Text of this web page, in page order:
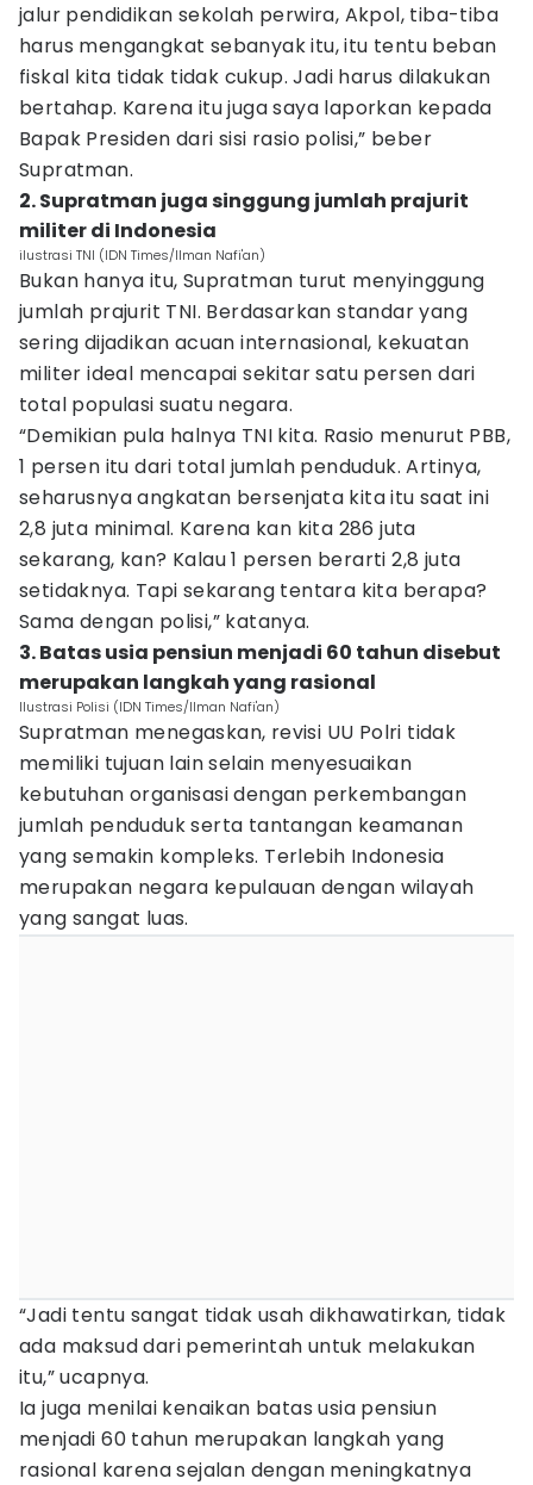
jalur pendidikan sekolah perwira, Akpol, tiba-tiba
harus mengangkat sebanyak itu, itu tentu beban
fiskal kita tidak tidak cukup. Jadi harus dilakukan
bertahap. Karena itu juga saya laporkan kepada
Bapak Presiden dari sisi rasio polisi,” beber
Supratman.
2. Supratman juga singgung jumlah prajurit
militer di Indonesia
ilustrasi TNI (IDN Times/Ilman Nafi'an)
Bukan hanya itu, Supratman turut menyinggung
jumlah prajurit TNI. Berdasarkan standar yang
sering dijadikan acuan internasional, kekuatan
militer ideal mencapai sekitar satu persen dari
total populasi suatu negara.
“Demikian pula halnya TNI kita. Rasio menurut PBB,
1 persen itu dari total jumlah penduduk. Artinya,
seharusnya angkatan bersenjata kita itu saat ini
2,8 juta minimal. Karena kan kita 286 juta
sekarang, kan? Kalau 1 persen berarti 2,8 juta
setidaknya. Tapi sekarang tentara kita berapa?
Sama dengan polisi,” katanya.
3. Batas usia pensiun menjadi 60 tahun disebut
merupakan langkah yang rasional
Ilustrasi Polisi (IDN Times/Ilman Nafi'an)
Supratman menegaskan, revisi UU Polri tidak
memiliki tujuan lain selain menyesuaikan
kebutuhan organisasi dengan perkembangan
jumlah penduduk serta tantangan keamanan
yang semakin kompleks. Terlebih Indonesia
merupakan negara kepulauan dengan wilayah
yang sangat luas.
“Jadi tentu sangat tidak usah dikhawatirkan, tidak
ada maksud dari pemerintah untuk melakukan
itu,” ucapnya.
Ia juga menilai kenaikan batas usia pensiun
menjadi 60 tahun merupakan langkah yang
rasional karena sejalan dengan meningkatnya